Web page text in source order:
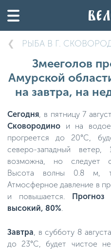
РЫБА В Г.
Змееголов
Амурской
на завтра, на
Сегодня, в пятницу 7
Сковородино и на
прогреется до 20°C,
северо-западный
возможна, но следует
Высота волны 0.8 м,
Атмосферное давление в
и повышается.
высокий, 80%.
Завтра, в субботу 8
до 23°C, будет чистое